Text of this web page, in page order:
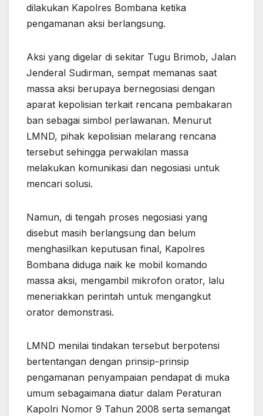
dilakukan Kapolres Bombana ketika
pengamanan aksi berlangsung.
Aksi yang digelar di sekitar Tugu Brimob, Jalan
Jenderal Sudirman, sempat memanas saat
massa aksi berupaya bernegosiasi dengan
aparat kepolisian terkait rencana pembakaran
ban sebagai simbol perlawanan. Menurut
LMND, pihak kepolisian melarang rencana
tersebut sehingga perwakilan massa
melakukan komunikasi dan negosiasi untuk
mencari solusi.
Namun, di tengah proses negosiasi yang
disebut masih berlangsung dan belum
menghasilkan keputusan final, Kapolres
Bombana diduga naik ke mobil komando
massa aksi, mengambil mikrofon orator, lalu
meneriakkan perintah untuk mengangkut
orator demonstrasi.
LMND menilai tindakan tersebut berpotensi
bertentangan dengan prinsip-prinsip
pengamanan penyampaian pendapat di muka
umum sebagaimana diatur dalam Peraturan
Kapolri Nomor 9 Tahun 2008 serta semangat